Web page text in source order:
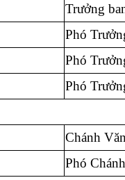
Trưởng
Phó
Phó
Phó
Chánh
Phó